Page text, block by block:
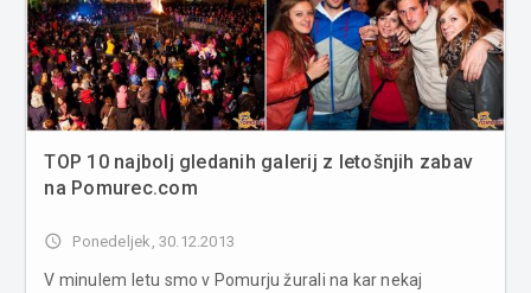
TOP 10 najbolj gledanih galerij z letošnjih zabav
na Pomurec.com
access_time Ponedeljek, 30.12.2013
V minulem letu smo v Pomurju žurali na kar nekaj